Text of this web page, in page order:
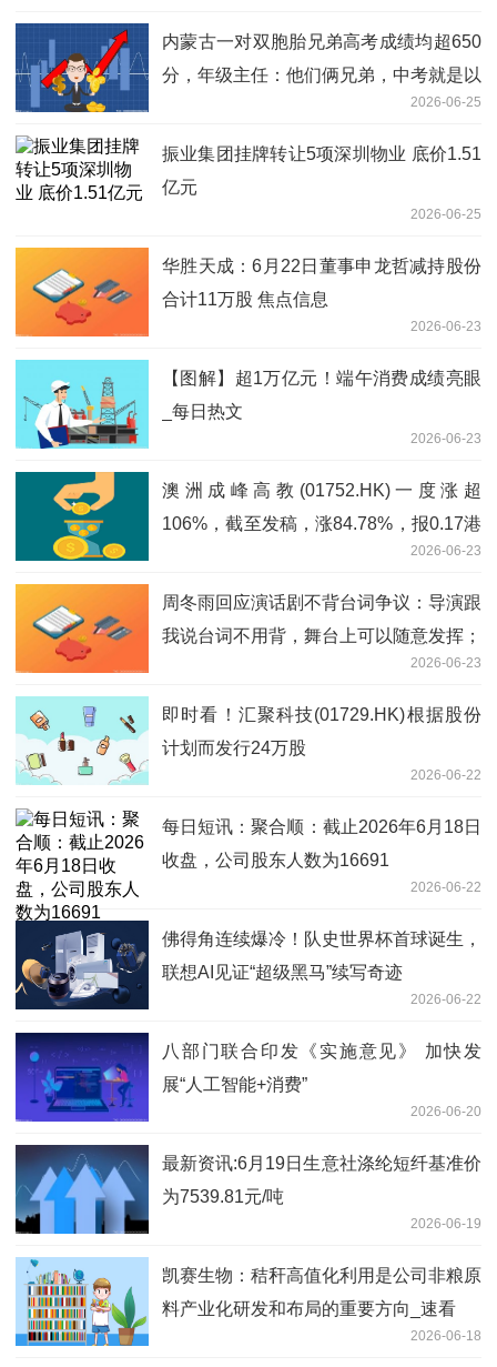
内蒙古一对双胞胎兄弟高考成绩均超650
分，年级主任：他们俩兄弟，中考就是以
2026-06-25
振业集团挂牌转让5项深圳物业 底价1.51
亿元
2026-06-25
华胜天成：6月22日董事申龙哲减持股份
合计11万股 焦点信息
2026-06-23
【图解】超1万亿元！端午消费成绩亮眼
_每日热文
2026-06-23
澳洲成峰高教(01752.HK)一度涨超
106%，截至发稿，涨84.78%，报0.17港
元，成交额4688.74万港元|微资讯2026-06-23
周冬雨回应演话剧不背台词争议：导演跟
我说台词不用背，舞台上可以随意发挥；
此前被曝依赖提词器，对着本子读还嘴
瓢，观众喊话退票|焦点速看
2026-06-23
即时看！汇聚科技(01729.HK)根据股份
计划而发行24万股
2026-06-22
每日短讯：聚合顺：截止2026年6月18日
收盘，公司股东人数为16691
2026-06-22
佛得角连续爆冷！队史世界杯首球诞生，
联想AI见证“超级黑马”续写奇迹
2026-06-22
八部门联合印发《实施意见》 加快发
展“人工智能+消费”
2026-06-20
最新资讯:6月19日生意社涤纶短纤基准价
为7539.81元/吨
2026-06-19
凯赛生物：秸秆高值化利用是公司非粮原
料产业化研发和布局的重要方向_速看
2026-06-18